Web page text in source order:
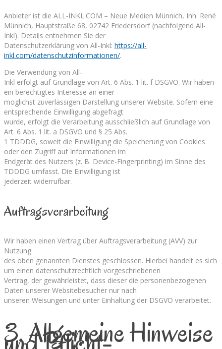
Anbieter ist die ALL-INKL.COM – Neue Medien Münnich, Inh. René
Münnich, Hauptstraße 68, 02742 Friedersdorf (nachfolgend All-
Inkl). Details entnehmen Sie der
Datenschutzerklärung von All-Inkl: https://all-
inkl.com/datenschutzinformationen/.
Die Verwendung von All-
Inkl erfolgt auf Grundlage von Art. 6 Abs. 1 lit. f DSGVO. Wir haben
ein berechtigtes Interesse an einer
möglichst zuverlässigen Darstellung unserer Website. Sofern eine
entsprechende Einwilligung abgefragt
wurde, erfolgt die Verarbeitung ausschließlich auf Grundlage von
Art. 6 Abs. 1 lit. a DSGVO und § 25 Abs.
1 TDDDG, soweit die Einwilligung die Speicherung von Cookies
oder den Zugriff auf Informationen im
Endgerät des Nutzers (z. B. Device-Fingerprinting) im Sinne des
TDDDG umfasst. Die Einwilligung ist
jederzeit widerrufbar.
Auftragsverarbeitung
Wir haben einen Vertrag über Auftragsverarbeitung (AVV) zur
Nutzung
des oben genannten Dienstes geschlossen. Hierbei handelt es sich
um einen datenschutzrechtlich vorgeschriebenen
Vertrag, der gewährleistet, dass dieser die personenbezogenen
Daten unserer Websitebesucher nur nach
unseren Weisungen und unter Einhaltung der DSGVO verarbeitet.
3. Allgemeine Hinweise